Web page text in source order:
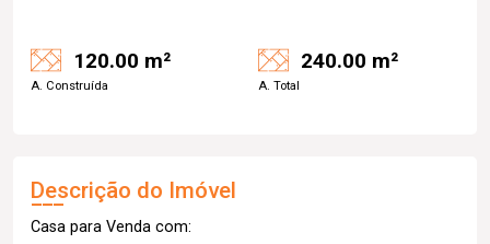
120.00 m²
A. Construída
240.00 m²
A. Total
Descrição do Imóvel
Casa para Venda com: